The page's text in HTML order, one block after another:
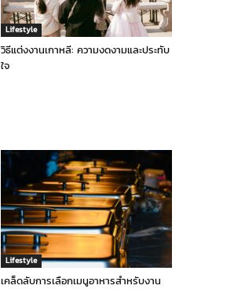
Lifestyle
วิธีแต่งงานเกาหลี: ความงดงามและประทับ
ใจ
Lifestyle
เคล็ดลับการเลือกเมนูอาหารสำหรับงาน